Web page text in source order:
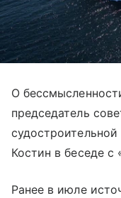
О
председатель
Костин в беседе с
Ранее в июле